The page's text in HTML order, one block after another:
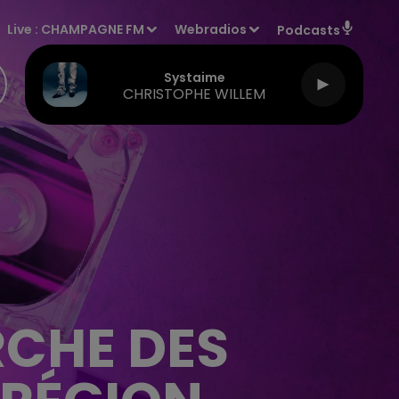
Live : CHAMPAGNE FM Webradios Podcasts
Systaime
CHRISTOPHE WILLEM
DES